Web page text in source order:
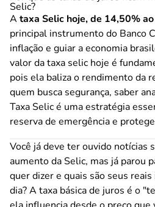
Selic?
A taxa Selic hoje, de 14,50%
principal instrumento do Banco
inflação e guiar a economia
valor da taxa selic hoje é
pois ela baliza o rendimento da
quem busca segurança, saber
Taxa Selic é uma estratégia
reserva de emergência e
Você já deve ter ouvido notícias
aumento da Selic, mas já parou
quer dizer e quais são seus
dia? A taxa básica de juros é o